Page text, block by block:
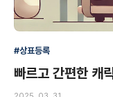
#상표등록
빠르고 간편한 캐